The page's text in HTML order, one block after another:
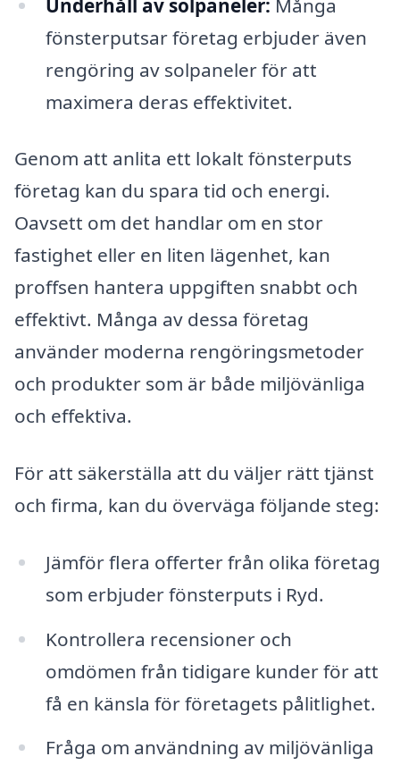
fönsterputsar företag erbjuder även
rengöring av solpaneler för att
maximera deras effektivitet.
Genom att anlita ett lokalt fönsterputs
företag kan du spara tid och energi.
Oavsett om det handlar om en stor
fastighet eller en liten lägenhet, kan
proffsen hantera uppgiften snabbt och
effektivt. Många av dessa företag
använder moderna rengöringsmetoder
och produkter som är både miljövänliga
och effektiva.
För att säkerställa att du väljer rätt tjänst
och firma, kan du överväga följande steg:
Jämför flera offerter från olika företag
som erbjuder fönsterputs i Ryd.
Kontrollera recensioner och
omdömen från tidigare kunder för att
få en känsla för företagets pålitlighet.
Fråga om användning av miljövänliga